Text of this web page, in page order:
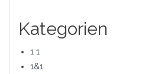
Kategorien
1 1
1&1